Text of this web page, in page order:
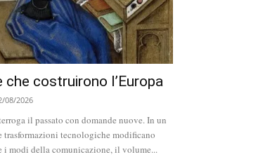
che costruirono l’Europa
08/2026
il passato con domande nuove. In un
trasformazioni tecnologiche modificano
i modi della comunicazione, il volume...